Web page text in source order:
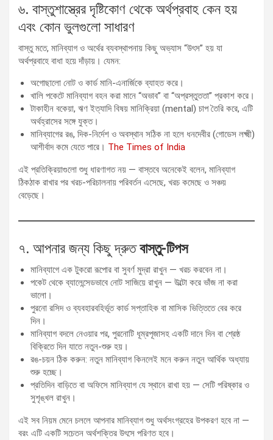
৬. বাস্তুশাস্ত্রের দৃষ্টিকোণ থেকে অর্থপ্রবাহ কেন হয়
এবং কোন ভুলগুলো সাধারণ
বাস্তু মতে, মানিব্যাগ ও অর্থের ব্যবস্থাপনায় কিছু অভ্যাস “উৎস” হয় যা
অর্থপ্রবাহে বাধা হয়ে দাঁড়ায়। যেমন:
অগোছালো নোট ও কার্ড মানি-এনার্জিকে ব্যাহত করে।
খালি পকেটে মানিব্যাগ বহন করা মানে “অভাব” বা “অপ্রস্তুততা” প্রকাশ করে।
টাকাহীন বকেয়া, ঋণ ইত্যাদি বিষয় মানিক্রিয়া (mental) চাপ তৈরি করে, এটি
অর্থহ্রাসের সঙ্গে যুক্ত।
মানিব্যাগের রঙ, দিক-নির্দেশ ও অবস্থান সঠিক না হলে ধনদেবীর (গোডেস লক্ষ্মী)
আশীর্বাদ কমে যেতে পারে। The Times of India
এই প্রতিক্রিয়াগুলো শুধু ধারণাগত নয় — বাস্তবে অনেকেই বলেন, মানিব্যাগ
ঠিকঠাক রাখার পর খরচ-পরিচালনায় পরিবর্তন এসেছে, খরচ কমেছে ও সঞ্চয়
বেড়েছে।
৭. আপনার জন্য কিছু দ্রুতবাস্তু-টিপস
মানিব্যাগে এক টুকরো রূপোর বা সুবর্ণ মুদ্রা রাখুন — খরচ করবেন না।
পকেট থেকে ব্যালেন্সেডভাবে নোট সাজিয়ে রাখুন — উল্টো করে ভাঁজ না করা
ভালো।
পুরনো রসিদ ও ব্যবহারবহির্ভূত কার্ড সপ্তাহিক বা মাসিক ভিত্তিতে বের করে
দিন।
মানিব্যাগ বদলে নেওয়ার পর, পুরনোটি ধূম্রপূজাসহ একটি দানে দিন বা শ্রেষ্ঠ
বিক্রিতে দিন যাতে নতুন-শুরু হয়।
রঙ-চয়ন ঠিক করুন: নতুন মানিব্যাগ কিনলেই মনে করুন নতুন আর্থিক অধ্যায়
শুরু হচ্ছে।
প্রতিদিন বাড়িতে বা অফিসে মানিব্যাগ যে স্থানে রাখা হয় — সেটি পরিষ্কার ও
সুশৃঙ্খল রাখুন।
এই সব নিয়ম মেনে চললে আপনার মানিব্যাগ শুধু অর্থসংগ্রহের উপকরণ হবে না —
বরং এটি একটি সচেতন অর্থশক্তির উৎসে পরিণত হবে।